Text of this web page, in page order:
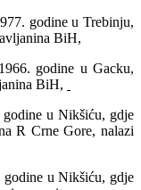
godine u Trebinju,
BiH,
godine u Gacku,
BiH,
u Nikšiću, gdje
R Crne Gore, nalazi
u Nikšiću, gdje